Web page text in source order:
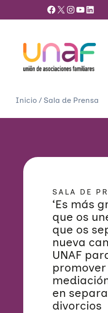
Facebook X InstagramYouTube LinkedIn
Inicio / Sala de Prensa
SALA DE
‘Es más
que os
que os
nueva
UNAF
promover
en
divorcios